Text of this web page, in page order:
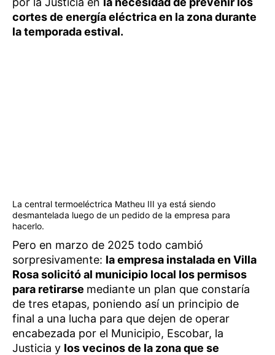
cortes de energía eléctrica en la zona durante
la temporada estival.
La central termoeléctrica Matheu III ya está siendo
desmantelada luego de un pedido de la empresa para
hacerlo.
Pero en marzo de 2025 todo cambió
sorpresivamente: la empresa instalada en Villa
Rosa solicitó al municipio local los permisos
para retirarse mediante un plan que constaría
de tres etapas, poniendo así un principio de
final a una lucha para que dejen de operar
encabezada por el Municipio, Escobar, la
Justicia y los vecinos de la zona que se